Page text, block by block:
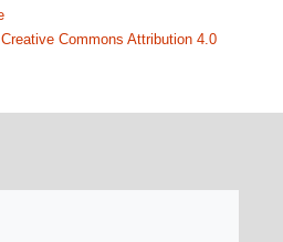
Creative Commons Attribution 4.0